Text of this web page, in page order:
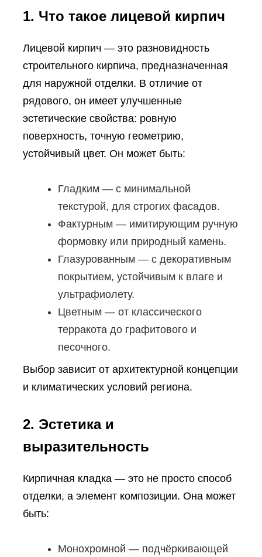
1. Что такое лицевой кирпич
Лицевой кирпич — это разновидность
строительного кирпича, предназначенная
для наружной отделки. В отличие от
рядового, он имеет улучшенные
эстетические свойства: ровную
поверхность, точную геометрию,
устойчивый цвет. Он может быть:
Гладким — с минимальной
текстурой, для строгих фасадов.
Фактурным — имитирующим ручную
формовку или природный камень.
Глазурованным — с декоративным
покрытием, устойчивым к влаге и
ультрафиолету.
Цветным — от классического
терракота до графитового и
песочного.
Выбор зависит от архитектурной концепции
и климатических условий региона.
2. Эстетика и
выразительность
Кирпичная кладка — это не просто способ
отделки, а элемент композиции. Она может
быть:
Монохромной — подчёркивающей